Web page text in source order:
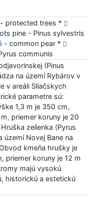
protected trees *
pine - Pinus sylvestris
- common pear *
communis
(Pinus
na území Rybárov v
v areáli Sliačskych
parametre sú:
1,3 m je 350 cm,
priemer koruny je 20
zelienka (Pyrus
území Novej Bane na
kmeňa hrušky je
priemer koruny je 12 m
majú vysokú
historickú a estetickú